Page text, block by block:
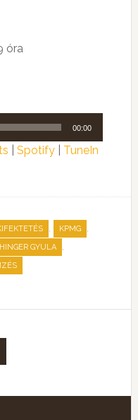
óra
00:00
Spotify| TuneIn
, KPMG ,
GYULA ,